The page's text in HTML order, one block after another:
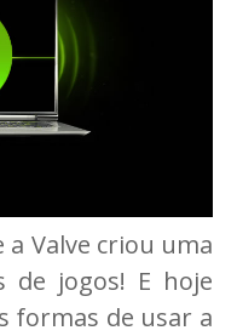
a Valve criou uma
de jogos! E hoje
formas de usar a